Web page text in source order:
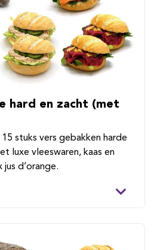
hard en zacht (met
stuks vers gebakken harde
luxe vleeswaren, kaas en
jus d’orange.